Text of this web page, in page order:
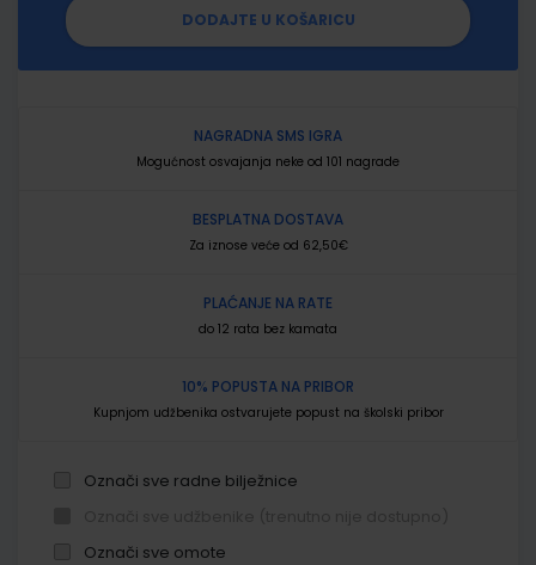
DODAJTE U KOŠARICU
NAGRADNA SMS IGRA
Mogućnost osvajanja neke od 101 nagrade
BESPLATNA DOSTAVA
Za iznose veće od 62,50€
PLAĆANJE NA RATE
do 12 rata bez kamata
10% POPUSTA NA PRIBOR
Kupnjom udžbenika ostvarujete popust na školski pribor
Označi sve radne bilježnice
Označi sve omote